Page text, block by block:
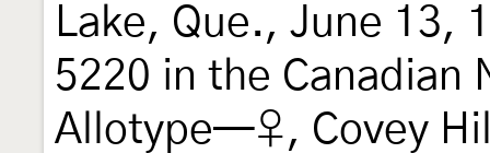
Lake, Que., June 13,
5220 in the Canadian
Allotype—♀, Covey